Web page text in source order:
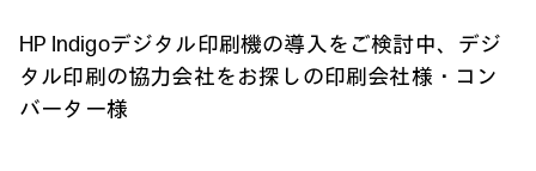
HP Indigoデジタル印刷機の導入をご検討中、デジ
タル印刷の協力会社をお探しの印刷会社様・コン
バーター様